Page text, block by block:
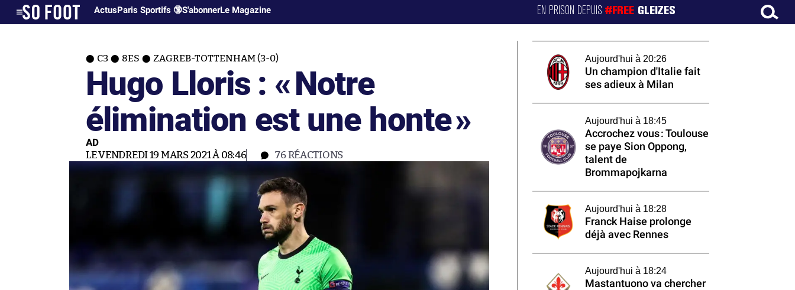
ActusParis Sportifs 🔞S'abonnerLe Magazine EN PRISON DEPUIS#FREE GLEIZES
C3 8ES ZAGREB-TOTTENHAM (3-0)
Hugo Lloris : «Notre
élimination est une honte»
AD
LE VENDREDI 19 MARS 2021 À 08:46 76RÉACTIONS
Aujourd'hui à 20:26
Un champion d'Italie fait
ses adieux à Milan
Aujourd'hui à 18:45
Accrochez vous : Toulouse
se paye Sion Oppong,
talent de
Brommapojkarna
Aujourd'hui à 18:28
Franck Haise prolonge
déjà avec Rennes
Aujourd'hui à 18:24
Mastantuono va chercher